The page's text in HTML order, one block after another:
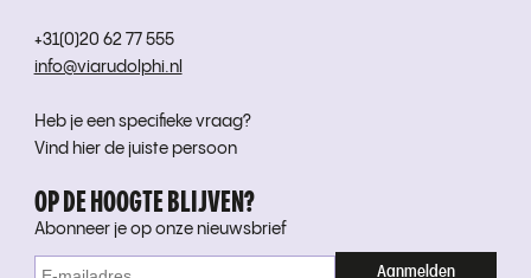
+31(0)20 62 77 555
info@viarudolphi.nl
Heb je een specifieke vraag?
Vind hier de juiste persoon
OP DE HOOGTE BLIJVEN?
Abonneer je op onze nieuwsbrief